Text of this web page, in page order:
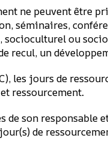
ne peuvent être
séminaires,
socioculturel ou
recul, un
les jours de
ressourcement.
de son responsable
de